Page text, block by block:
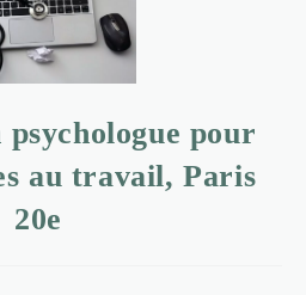
pour
au travail, Paris
20e